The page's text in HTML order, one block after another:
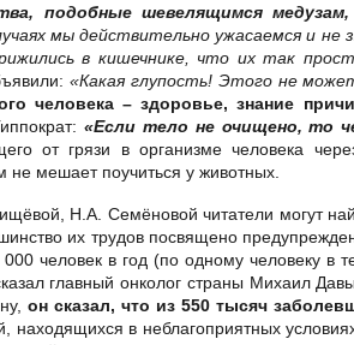
подобные шевелящимся
мы действительно ужасаемся и
в кишечнике, что их так
«Какая глупость! Этого не
человека – здоровье, знание
«Если тело не очищено, то
от грязи в организме человека
мешает поучиться у животных.
Н.А. Семёновой читатели могут
их трудов посвящено
000 человек в год (по одному человеку
главный онколог страны Михаил
он сказал, что из 550 тысяч
в неблагоприятных